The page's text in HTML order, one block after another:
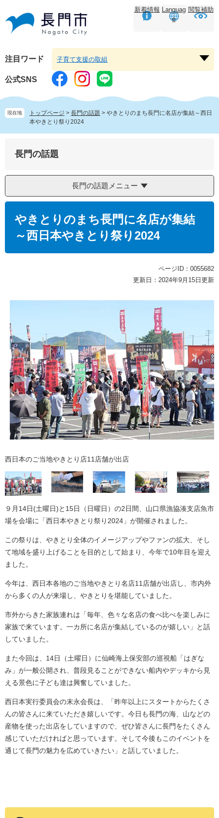
頭
す。
飛
し
本
文
へ
新着情報 Languag
e
閲覧補助
注目ワード
ー
を
子育て支援の取組
公式SNS
現在地 トップページ > 長門の話題 > やきとりのまち長門に名店が集結～西日
本やきとり祭り2024
長門の話題
長門の話題メニュー
やきとりのまち長門に名店が集結
～西日本やきとり祭り2024
ページID：0055682
更新日：2024年9月15日更新
西日本のご当地やきとり店11店舗が出店
９月14日(土曜日)と15日（日曜日）の2日間、山口県漁協湊支店魚市
場を会場に「西日本やきとり祭り2024」が開催されました。
この祭りは、やきとり全体のイメージアップやファンの拡大、そし
て地域を盛り上げることを目的として始まり、今年で10年目を迎え
ました。
今年は、西日本各地のご当地やきとり名店11店舗が出店し、市内外
から多くの人が来場し、やきとりを堪能していました。
市外からきた家族連れは「毎年、色々な名店の食べ比べを楽しみに
家族で来ています。一カ所に名店が集結しているのが嬉しい」と話
していました。
また今回は、14日（土曜日）に仙崎海上保安部の巡視船「はぎな
み」が一般公開され、普段見ることができない船内やデッキから見
える景色に子ども達は興奮していました。
西日本実行委員会の末永会長は、「昨年以上にスタートからたくさ
んの皆さんに来ていただき嬉しいです。今日も長門の海、山などの
産物を使った出店をしていますので、ぜひ皆さんに長門をたくさん
感じていただければと思っています。そして今後もこのイベントを
通じて長門の魅力を広めていきたい」と話していました。